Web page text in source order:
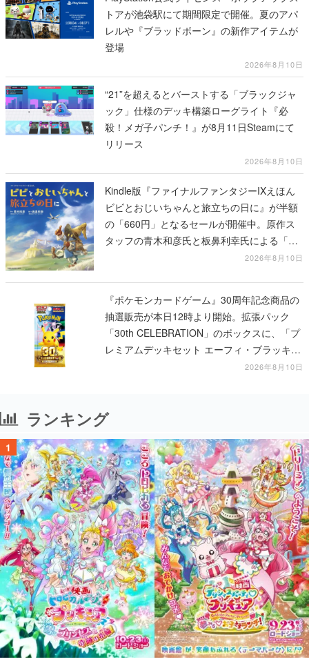
トアが池袋駅にて期間限定で開催。夏のアパ
レルや『ブラッドボーン』の新作アイテムが
登場
2026年8月10日
“21”を超えるとバーストする「ブラックジャ
ック」仕様のデッキ構築ローグライト『必
殺！メガ子パンチ！』が8月11日Steamにて
リリース
2026年8月10日
Kindle版『ファイナルファンタジーIXえほん
ビビとおじいちゃんと旅立ちの日に』が半額
の「660円」となるセールが開催中。原作ス
タッフの青木和彦氏と板鼻利幸氏による「ビ
2026年8月10日
『ポケモンカードゲーム』30周年記念商品の
抽選販売が本日12時より開始。拡張パック
「30th CELEBRATION」のボックスに、「プ
レミアムデッキセット エーフィ・ブラッキ
ー」「FUTURISTIC BOX」の計3商品2026年8月10日
ランキング
1